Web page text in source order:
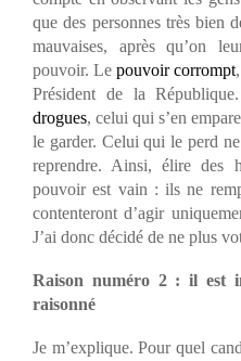
que des personnes très bien
mauvaises, après qu’on
pouvoir. Le pouvoir corrompt
Président de la
drogues, celui qui s’en
le garder. Celui qui le perd
reprendre. Ainsi, élire des
pouvoir est vain : ils ne
contenteront d’agir
J’ai donc décidé de ne plus
Raison numéro 2 : il est
raisonné
Je m’explique. Pour quel